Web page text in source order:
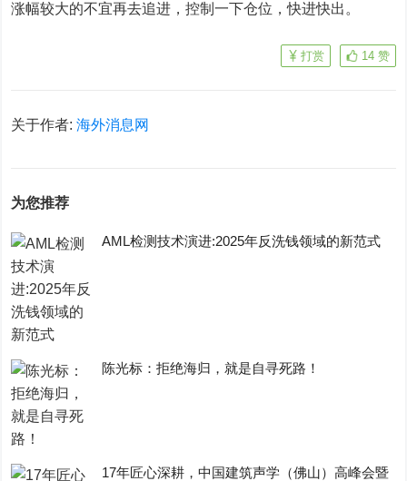
涨幅较大的不宜再去追进，控制一下仓位，快进快出。
14 赞
打赏
关于作者:海外消息网
为您推荐
AML检测技术演进:2025年反洗钱领域的新范式
陈光标：拒绝海归，就是自寻死路！
17年匠心深耕，中国建筑声学（佛山）高峰会暨